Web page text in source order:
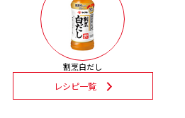
かつおだしが決め手！簡単茶碗蒸
割烹白だし
レシピ一覧